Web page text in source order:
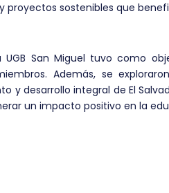
proyectos sostenibles que
UGB San Miguel tuvo como
Además, se
desarrollo integral de El
un impacto positivo en la